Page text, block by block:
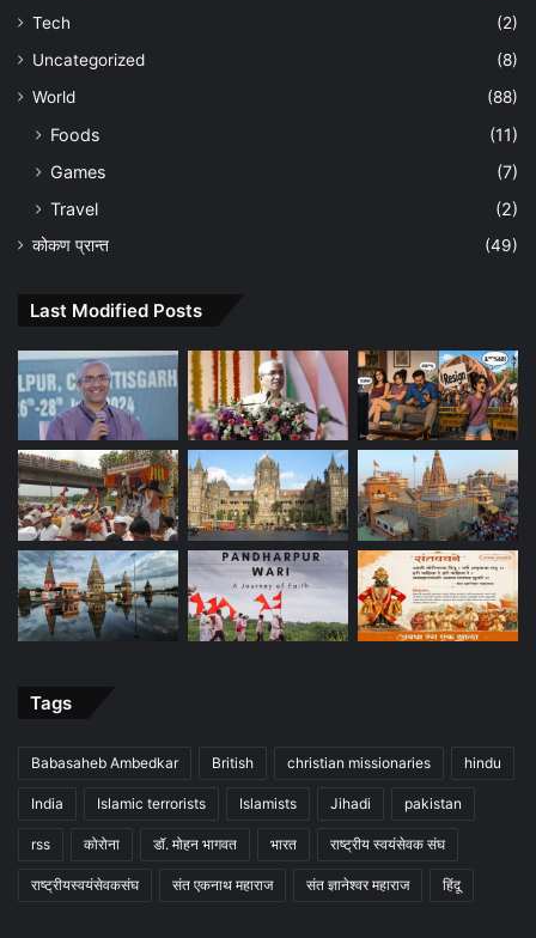
Tech
(2)
Uncategorized
(8)
World
(88)
Foods
(11)
Games
(7)
Travel
(2)
कोकण प्रान्त (49)
Last Modified Posts
Tags
Babasaheb Ambedkar British christian missionaries hindu
India Islamic terrorists Islamists Jihadi pakistan
rss कोरोना डॉ. मोहन भागवत भारत राष्ट्रीय स्वयंसेवक संघ
राष्ट्रीयस्वयंसेवकसंघ संत एकनाथ महाराज संत ज्ञानेश्वर महाराज हिंदू